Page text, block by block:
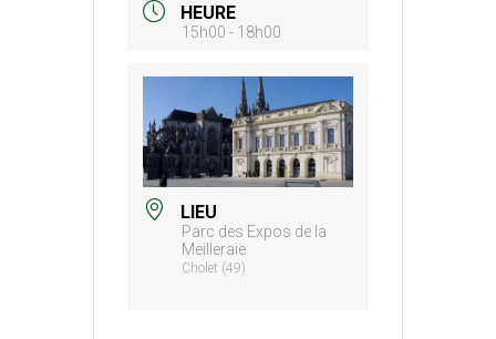
HEURE
15h00 - 18h00
LIEU
Parc des Expos de la
Meilleraie
Cholet (49)